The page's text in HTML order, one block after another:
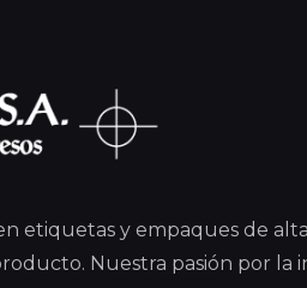
etiquetas y empaques de
Nuestra pasión por la